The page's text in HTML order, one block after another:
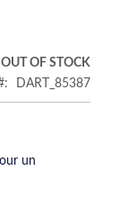
OUT OF STOCK
DART_85387
un